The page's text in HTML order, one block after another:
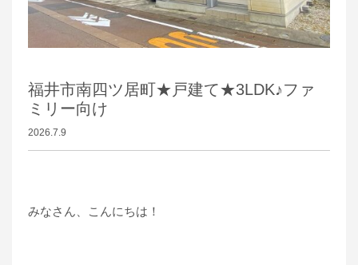
福井市南四ツ居町★戸建て★3LDK♪ファ
ミリー向け
2026.7.9
みなさん、こんにちは！